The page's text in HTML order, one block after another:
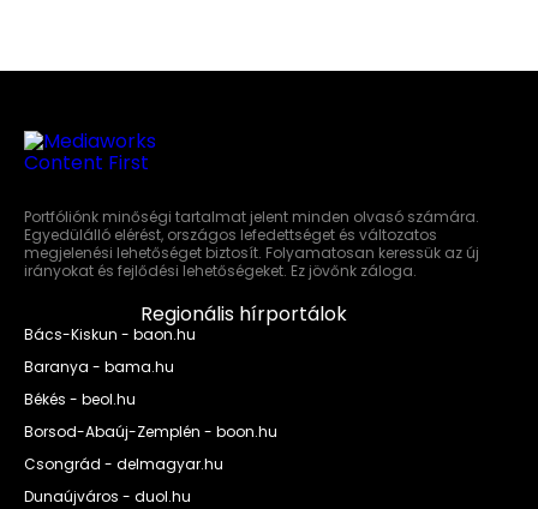
Portfóliónk minőségi tartalmat jelent minden olvasó számára.
Egyedülálló elérést, országos lefedettséget és változatos
megjelenési lehetőséget biztosít. Folyamatosan keressük az új
irányokat és fejlődési lehetőségeket. Ez jövőnk záloga.
Regionális hírportálok
Bács-Kiskun - baon.hu
Baranya - bama.hu
Békés - beol.hu
Borsod-Abaúj-Zemplén - boon.hu
Csongrád - delmagyar.hu
Dunaújváros - duol.hu